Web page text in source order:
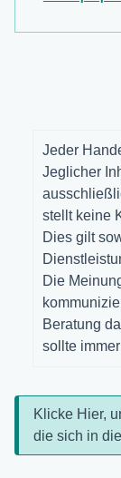
Jeder
Jeglicher
stellt keine
Dies gilt
Die
Beratung
sollte
Klicke Hier,
die sich in